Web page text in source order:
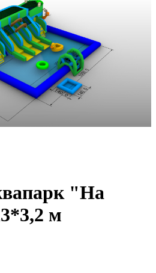
"На
м